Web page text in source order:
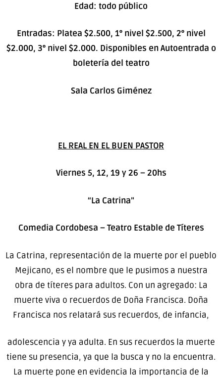
Edad: todo público
Entradas: Platea $2.500, 1° nivel $2.500, 2° nivel
$2.000, 3° nivel $2.000. Disponibles en Autoentrada o
boletería del teatro
Sala Carlos Giménez
EL REAL EN EL BUEN PASTOR
Viernes 5, 12, 19 y 26 – 20hs
“La Catrina”
Comedia Cordobesa – Teatro Estable de Títeres
La Catrina, representación de la muerte por el pueblo
Mejicano, es el nombre que le pusimos a nuestra
obra de títeres para adultos. Con un agregado: La
muerte viva o recuerdos de Doña Francisca. Doña
Francisca nos relatará sus recuerdos, de infancia,
adolescencia y ya adulta. En sus recuerdos la muerte
tiene su presencia, ya que la busca y no la encuentra.
La muerte pone en evidencia la importancia de la